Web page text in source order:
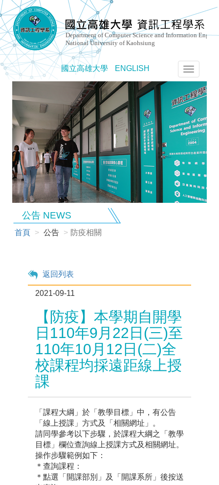
國立高雄大學 ENGLISH
選
單
切
換
公告 NEWS
首頁 公告 防疫相關
返回列表
2021-09-11
【防疫】本學期自開學
日110年9月22日(三)至
110年10月12日(二)全
校課程均採遠距線上授
課
「課程大綱」於「教學目標」中，有公告
「線上授課」方式及「相關網址」。
請同學參考以下步驟，於課程大綱之「教學
目標」欄位查詢線上授課方式及相關網址。
操作步驟範例如下：
＊查詢課程：
＊點選「開課部別」及「開課系所」後按送